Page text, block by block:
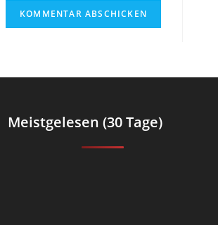
Meistgelesen (30 Tage)